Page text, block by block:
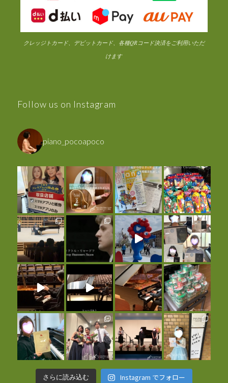
クレッジトカード、デビットカード、各種QRコード決済をご利用いただ
けます
Follow us on Instagram
piano_pocoapoco
さらに読み込む Instagram でフォロー